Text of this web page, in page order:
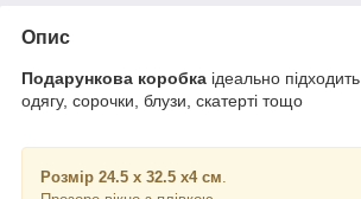
Опис
Подарункова коробка ідеально підходить
одягу, сорочки, блузи, скатерті тощо
Розмір 24.5 х 32.5 х4 см